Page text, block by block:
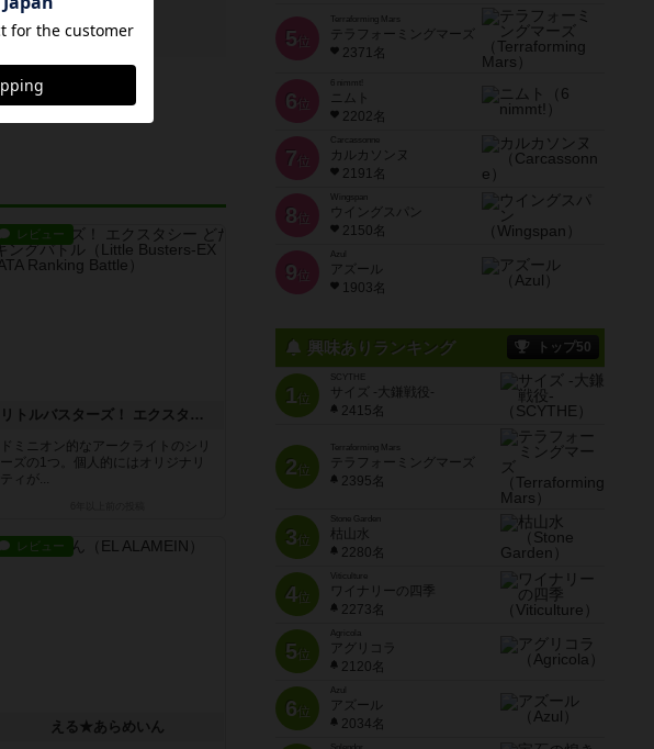
レビュー
リトルバスターズ！ エクスタシー どたばたランキングバトル
ドミニオン的なアークライトのシリ
ーズの1つ。個人的にはオリジナリ
ティが...
レビュー
える★あらめいん
5 位
Terraforming Mars
テラフォーミングマーズ
2371名
6 位
ニムト
2202名
7 位
Carcassonne
カルカソンヌ
2191名
8 位
Wingspan
ウイングスパン
2150名
9 位
Azul
アズール
1903名
興味ありランキング トップ50
1位
SCYTHE
サイズ -大鎌戦役-
2415名
2位
Terraforming Mars
テラフォーミングマーズ
2395名
3位
Stone Garden
枯山水
2280名
4位
Viticulture
ワイナリーの四季
2273名
5位
Agricola
アグリコラ
2120名
6位
Azul
アズール
2034名